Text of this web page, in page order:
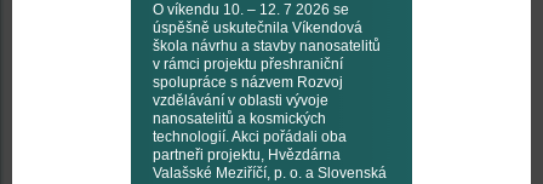
O víkendu 10. – 12. 7 2026 se
úspěšně uskutečnila Víkendová
škola návrhu a stavby nanosatelitů
v rámci projektu přeshraniční
spolupráce s názvem Rozvoj
vzdělávání v oblasti vývoje
nanosatelitů a kosmických
technologií. Akci pořádali oba
partneři projektu, Hvězdárna
Valašské Meziříčí, p. o. a Slovenská